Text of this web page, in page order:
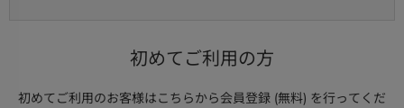
初めてご利用の方
初めてご利用のお客様はこちらから会員登録 (無料) を行ってくだ